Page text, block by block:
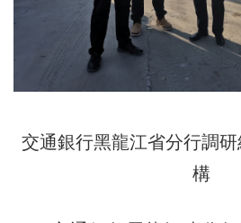
交通銀行黑龍江省分行調
構